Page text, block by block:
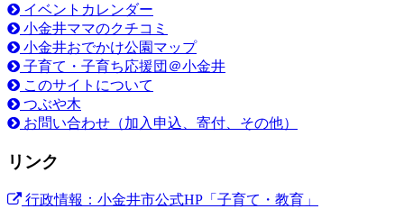
イベントカレンダー
小金井ママのクチコミ
小金井おでかけ公園マップ
子育て・子育ち応援団＠小金井
このサイトについて
つぶや木
お問い合わせ（加入申込、寄付、その他）
リンク
行政情報：小金井市公式HP「子育て・教育」